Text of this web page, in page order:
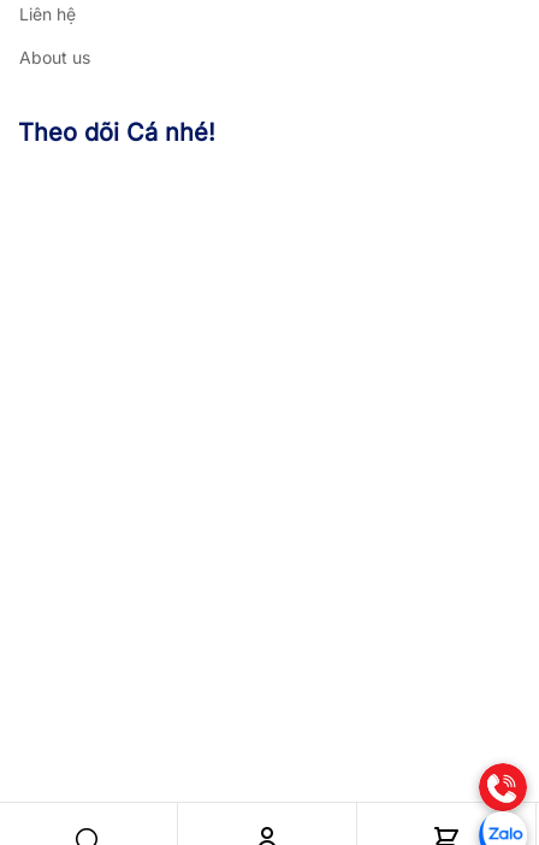
Liên hệ
About us
Theo dõi Cá nhé!